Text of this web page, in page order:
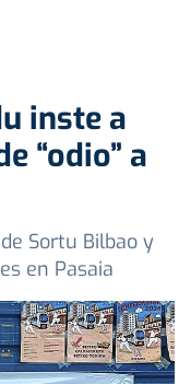
inste a
“odio” a
Sortu Bilbao y
en Pasaia